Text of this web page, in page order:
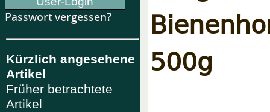
Passwort vergessen?
Kürzlich angesehene
Artikel
Früher betrachtete
Artikel
500g